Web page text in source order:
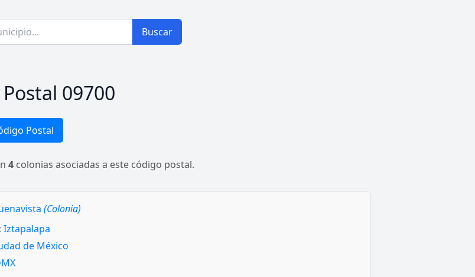
Buscar
09700
Postal
4 colonias asociadas a este código postal.
(Colonia)
Iztapalapa
de México